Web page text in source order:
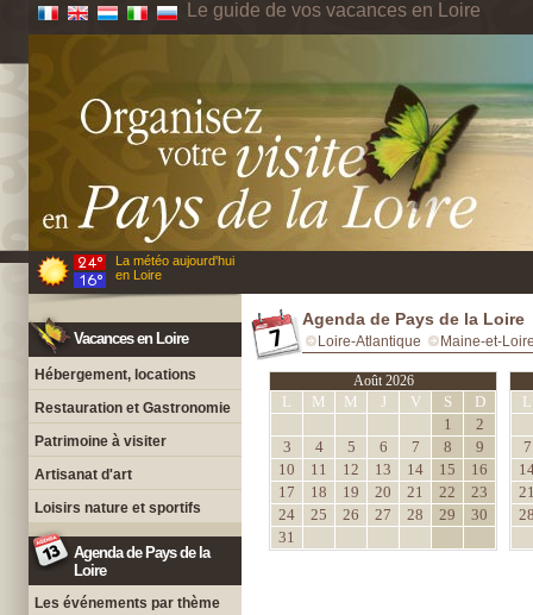
Le guide de vos vacances en Loire
La météo aujourd'hui
en Loire
Vacances en Loire
Hébergement, locations
Restauration et Gastronomie
Patrimoine à visiter
Artisanat d'art
Loisirs nature et sportifs
Agenda de Pays de la
Loire
Les événements par thème
Agenda de Pays de la Loire
Loire-Atlantique Maine-et-
Août 2026
L M M J V S
D
1
2
3
4 5 6 7 8
9
10
11 12 13 14 15
16
17
18 19 20 21 22
23
24
25 26 27 28 29
30
31
L
7